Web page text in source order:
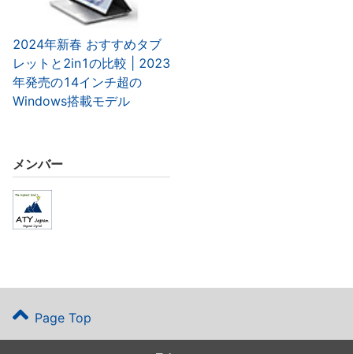
2024年新春 おすすめタブ
レットと2in1の比較 | 2023
年発売の14インチ超の
Windows搭載モデル
メンバー
Page Top